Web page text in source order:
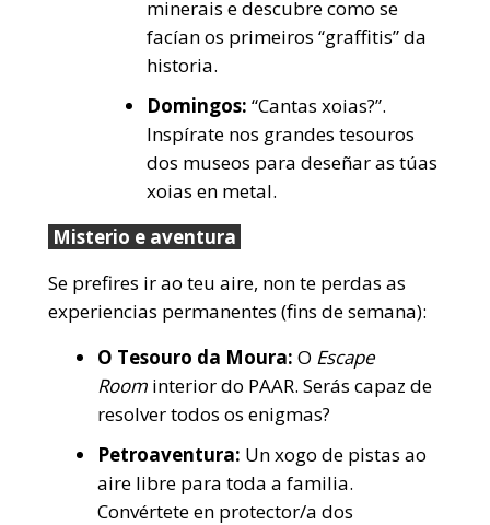
minerais e descubre como se
facían os primeiros “graffitis” da
historia.
Domingos: “Cantas xoias?”.
Inspírate nos grandes tesouros
dos museos para deseñar as túas
xoias en metal.
Misterio e aventura
Se prefires ir ao teu aire, non te perdas as
experiencias permanentes (fins de semana):
O Tesouro da Moura: O Escape
Room interior do PAAR. Serás capaz de
resolver todos os enigmas?
Petroaventura: Un xogo de pistas ao
aire libre para toda a familia.
Convértete en protector/a dos